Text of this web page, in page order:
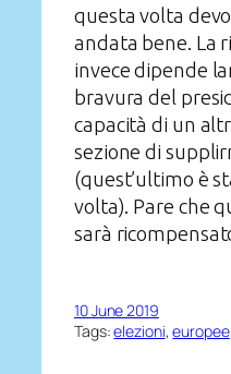
questa volta
andata bene. La
invece dipende
bravura del
capacità di un
sezione di
(quest’ultimo è
volta). Pare che
sarà
10 June 2019
Tags:elezioni, europee,